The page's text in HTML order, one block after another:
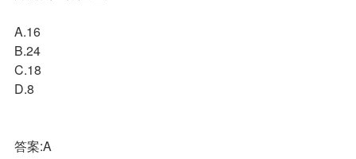
A.16
B.24
C.18
D.8
答案:A